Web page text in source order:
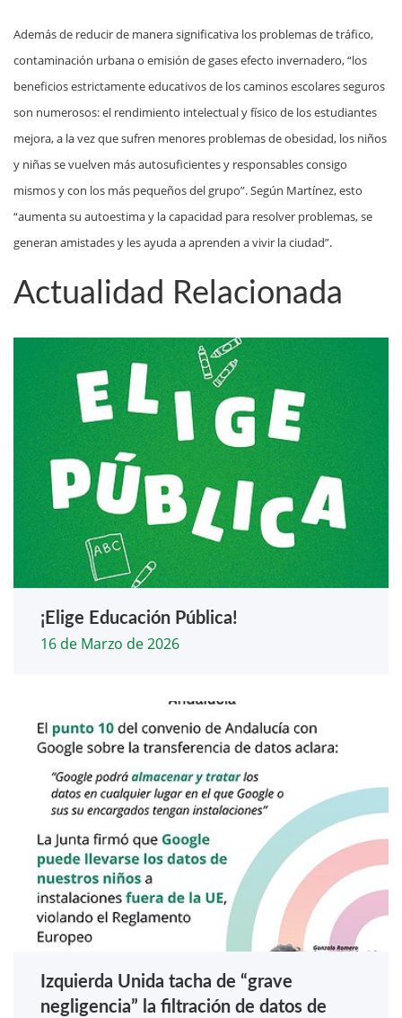
Además de reducir de manera significativa los problemas de tráfico,
contaminación urbana o emisión de gases efecto invernadero, “los
beneficios estrictamente educativos de los caminos escolares seguros
son numerosos: el rendimiento intelectual y físico de los estudiantes
mejora, a la vez que sufren menores problemas de obesidad, los niños
y niñas se vuelven más autosuficientes y responsables consigo
mismos y con los más pequeños del grupo”. Según Martínez, esto
“aumenta su autoestima y la capacidad para resolver problemas, se
generan amistades y les ayuda a aprenden a vivir la ciudad”.
Actualidad Relacionada
¡Elige Educación Pública!
16 de Marzo de 2026
Izquierda Unida tacha de “grave
negligencia” la filtración de datos de